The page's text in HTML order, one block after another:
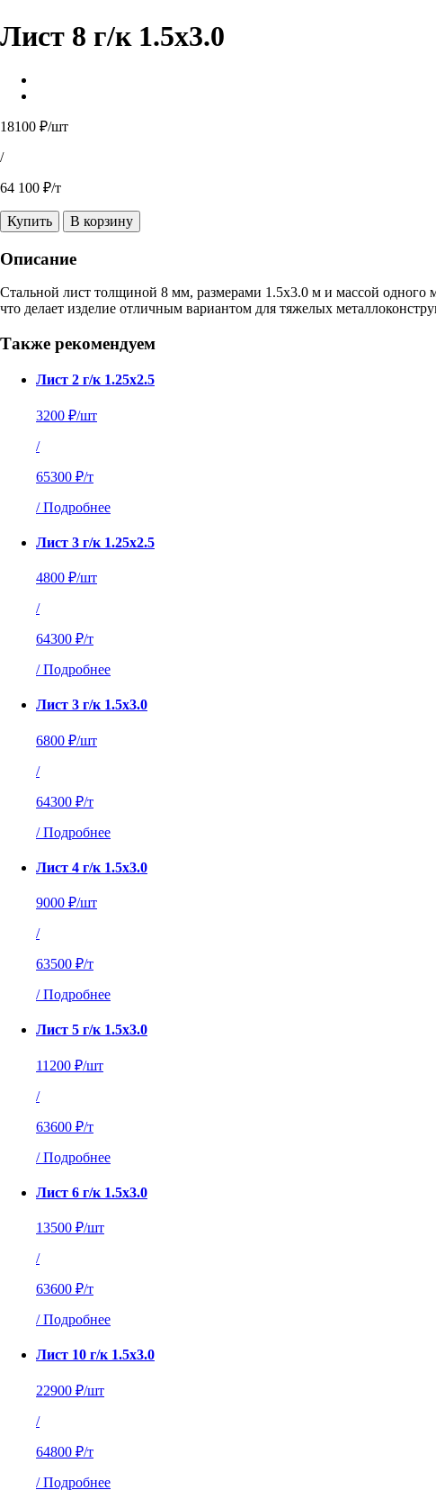
Лист 8 г/к 1.5х3.0
18100 ₽/шт
/
64 100 ₽/т
Купить В корзину
Описание
Стальной лист толщиной 8 мм, размерами 1.5х3.0 м и массой
что делает изделие отличным вариантом для тяжелых
Также рекомендуем
Лист 2 г/к 1.25х2.5
3200 ₽/шт
/
65300 ₽/т
/ Подробнее
Лист 3 г/к 1.25х2.5
4800 ₽/шт
/
64300 ₽/т
/ Подробнее
Лист 3 г/к 1.5х3.0
6800 ₽/шт
/
64300 ₽/т
/ Подробнее
Лист 4 г/к 1.5х3.0
9000 ₽/шт
/
63500 ₽/т
/ Подробнее
Лист 5 г/к 1.5х3.0
11200 ₽/шт
/
63600 ₽/т
/ Подробнее
Лист 6 г/к 1.5х3.0
13500 ₽/шт
/
63600 ₽/т
/ Подробнее
Лист 10 г/к 1.5х3.0
22900 ₽/шт
/
64800 ₽/т
/ Подробнее